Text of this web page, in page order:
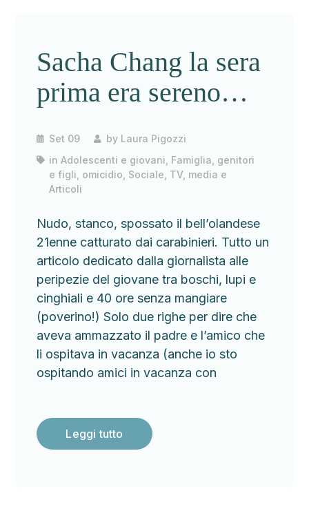
Sacha Chang la sera
prima era sereno…
Set 09 by Laura Pigozzi
inAdolescenti e giovani Famiglia, genitori
e figli omicidio Sociale TV, media e
Articoli
Nudo, stanco, spossato il bell’olandese
21enne catturato dai carabinieri. Tutto un
articolo dedicato dalla giornalista alle
peripezie del giovane tra boschi, lupi e
cinghiali e 40 ore senza mangiare
(poverino!) Solo due righe per dire che
aveva ammazzato il padre e l’amico che
li ospitava in vacanza (anche io sto
ospitando amici in vacanza con
Leggi tutto